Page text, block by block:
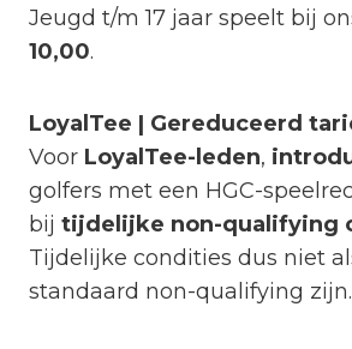
Jeugd t/m 17 jaar speelt bij
10,00.
LoyalTee | Gereduceerd
Voor LoyalTee-leden,
golfers met een HGC-
bij tijdelijke non-qualifying
Tijdelijke condities dus niet
standaard non-qualifying zijn.